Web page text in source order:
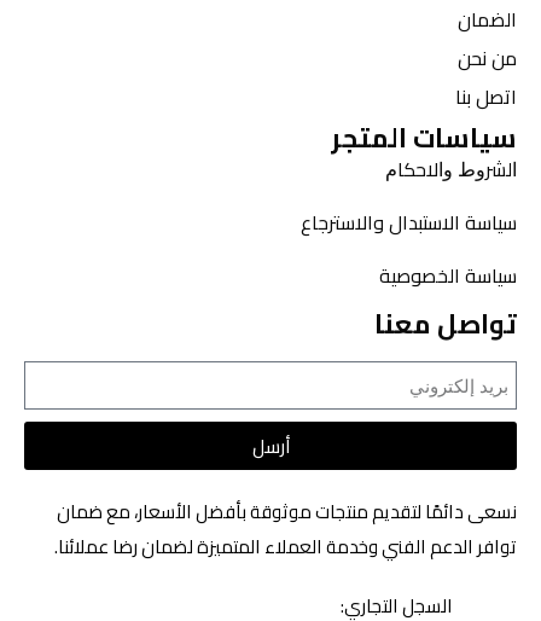
الضمان
من نحن
اتصل بنا
سياسات المتجر
ﺍﻟﺸﺮﻭﻁ ﻭﺍﻻﺣﻜﺎﻡ
سياسة الاستبدال والاسترجاع
سياسة الخصوصية
تواصل معنا
أرسل
نسعى دائمًا لتقديم منتجات موثوقة بأفضل الأسعار، مع ضمان
توافر الدعم الفني وخدمة العملاء المتميزة لضمان رضا عملائنا.
السجل التجاري: